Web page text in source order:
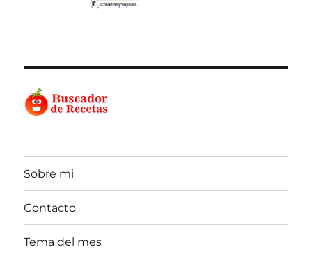
Sobre mi
Contacto
Tema del mes